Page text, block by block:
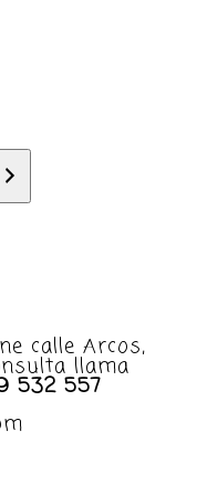
calle Arcos,
llama
532 557